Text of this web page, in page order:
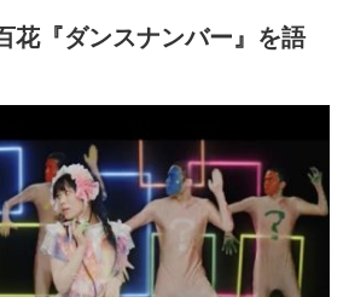
『ダンスナンバー』を語